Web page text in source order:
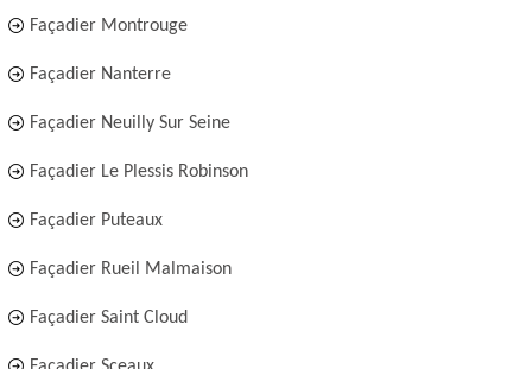
Façadier Montrouge
Façadier Nanterre
Façadier Neuilly Sur Seine
Façadier Le Plessis Robinson
Façadier Puteaux
Façadier Rueil Malmaison
Façadier Saint Cloud